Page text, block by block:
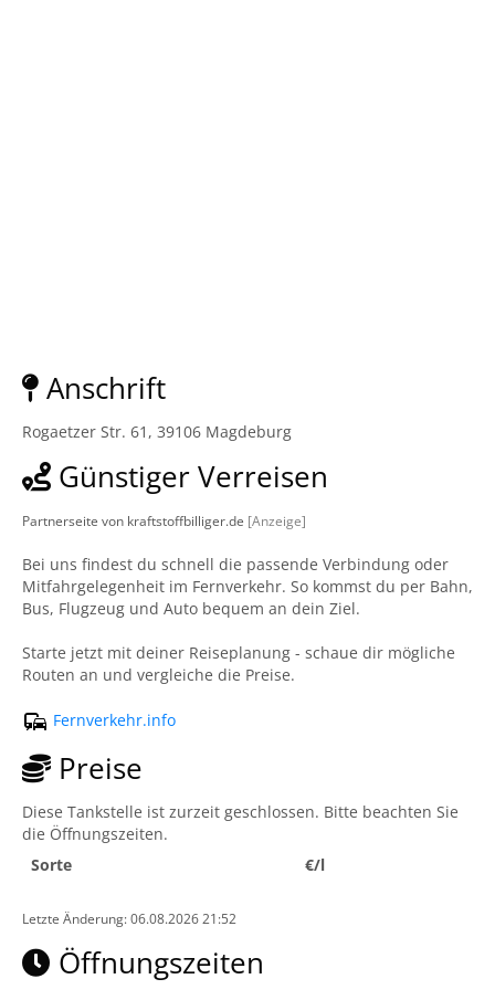
Anschrift
Rogaetzer Str. 61, 39106 Magdeburg
Günstiger Verreisen
Partnerseite von kraftstoffbilliger.de [Anzeige]
Bei uns findest du schnell die passende Verbindung oder
Mitfahrgelegenheit im Fernverkehr. So kommst du per Bahn,
Bus, Flugzeug und Auto bequem an dein Ziel.
Starte jetzt mit deiner Reiseplanung - schaue dir mögliche
Routen an und vergleiche die Preise.
Fernverkehr.info
Preise
Diese Tankstelle ist zurzeit geschlossen. Bitte beachten Sie
die Öffnungszeiten.
Sorte
€/l
Letzte Änderung: 06.08.2026 21:52
Öffnungszeiten